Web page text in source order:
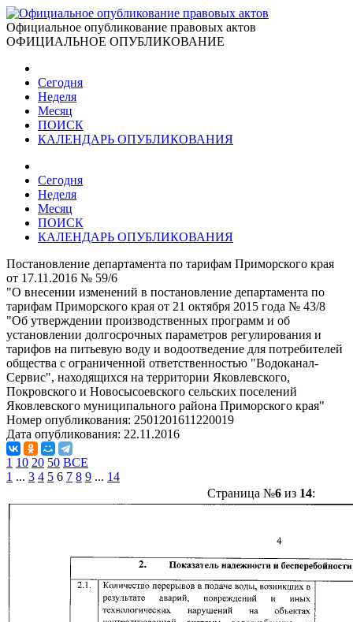
Официальное опубликование правовых актов
ОФИЦИАЛЬНОЕ ОПУБЛИКОВАНИЕ
Сегодня
Неделя
Месяц
ПОИСК
КАЛЕНДАРЬ ОПУБЛИКОВАНИЯ
Сегодня
Неделя
Месяц
ПОИСК
КАЛЕНДАРЬ ОПУБЛИКОВАНИЯ
Постановление департамента по тарифам Приморского края
от 17.11.2016 № 59/6
"О внесении изменений в постановление департамента по
тарифам Приморского края от 21 октября 2015 года № 43/8
"Об утверждении производственных программ и об
установлении долгосрочных параметров регулирования и
тарифов на питьевую воду и водоотведение для потребителей
общества c ограниченной ответственностью "Водоканал-
Сервис", находящихся на территории Яковлевского,
Покровского и Новосысоевского сельских поселений
Яковлевского муниципального района Приморского края"
Номер опубликования: 2501201611220019
Дата опубликования: 22.11.2016
1 10 20 50 ВСЕ
1 ... 3 4 5 6 7 8 9 ... 14
Страница №6из 14: